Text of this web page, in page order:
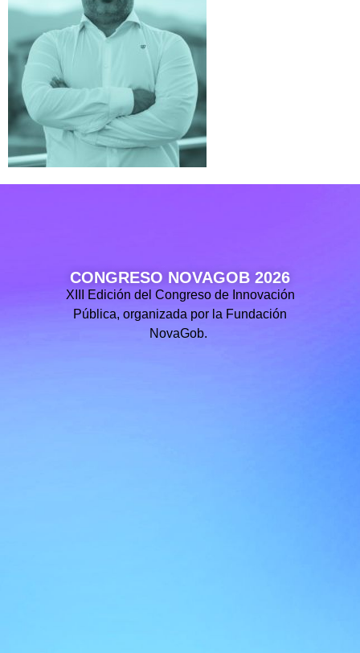
CONGRESO NOVAGOB 2026
XIII Edición del Congreso de Innovación
Pública, organizada por la Fundación
NovaGob.